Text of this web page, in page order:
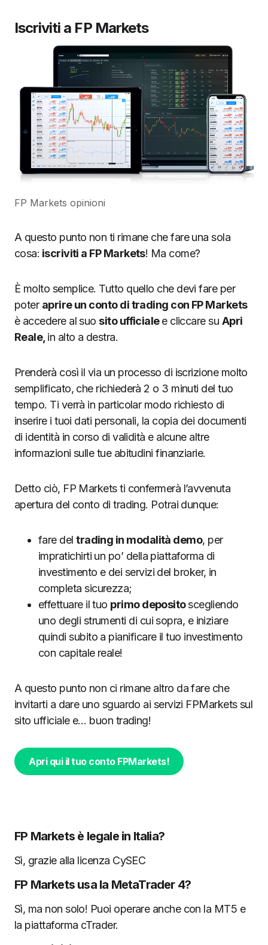
Iscriviti a FP Markets
FP Markets opinioni
A questo punto non ti rimane che fare una sola
cosa: iscriviti a FP Markets! Ma come?
È molto semplice. Tutto quello che devi fare per
poter aprire un conto di trading con FP Markets
è accedere al suo sito ufficialee cliccare su Apri
Reale, in alto a destra.
Prenderà così il via un processo di iscrizione molto
semplificato, che richiederà 2 o 3 minuti del tuo
tempo. Ti verrà in particolar modo richiesto di
inserire i tuoi dati personali, la copia dei documenti
di identità in corso di validità e alcune altre
informazioni sulle tue abitudini finanziarie.
Detto ciò, FP Markets ti confermerà l’avvenuta
apertura del conto di trading. Potrai dunque:
fare deltrading in modalità demo, per
impratichirti un po’ della piattaforma di
investimento e dei servizi del broker, in
completa sicurezza;
effettuare il tuo primo depositoscegliendo
uno degli strumenti di cui sopra, e iniziare
quindi subito a pianificare il tuo investimento
con capitale reale!
A questo punto non ci rimane altro da fare che
invitarti a dare uno sguardo ai servizi FPMarkets sul
sito ufficiale e… buon trading!
Apri qui il tuo conto FPMarkets!
FP Markets è legale in Italia?
Sì, grazie alla licenza CySEC
FP Markets usa la MetaTrader 4?
Sì, ma non solo! Puoi operare anche con la MT5 e
la piattaforma cTrader.